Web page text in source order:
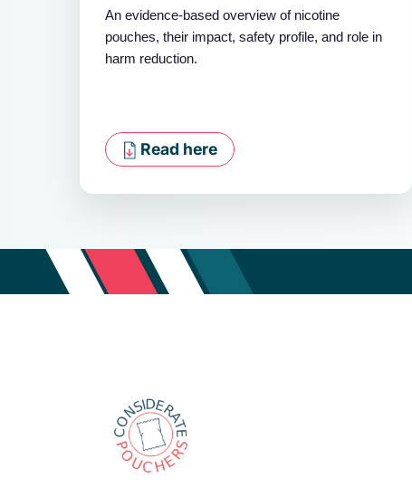
An evidence-based overview of nicotine
pouches, their impact, safety profile, and role in
harm reduction.
Read here